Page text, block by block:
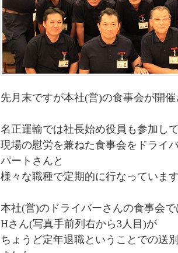
先月末ですが本社(営)の食事会が開
名正運輸では社長始め役員も参加し
現場の慰労を兼ねた食事会をドライ
パートさんと
様々な職種で定期的に行なっていま
本社(営)のドライバーさんの食事会で
Hさん(写真手前列右から3人目)が
ちょうど定年退職ということでの送